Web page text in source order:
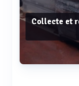
Collecte et